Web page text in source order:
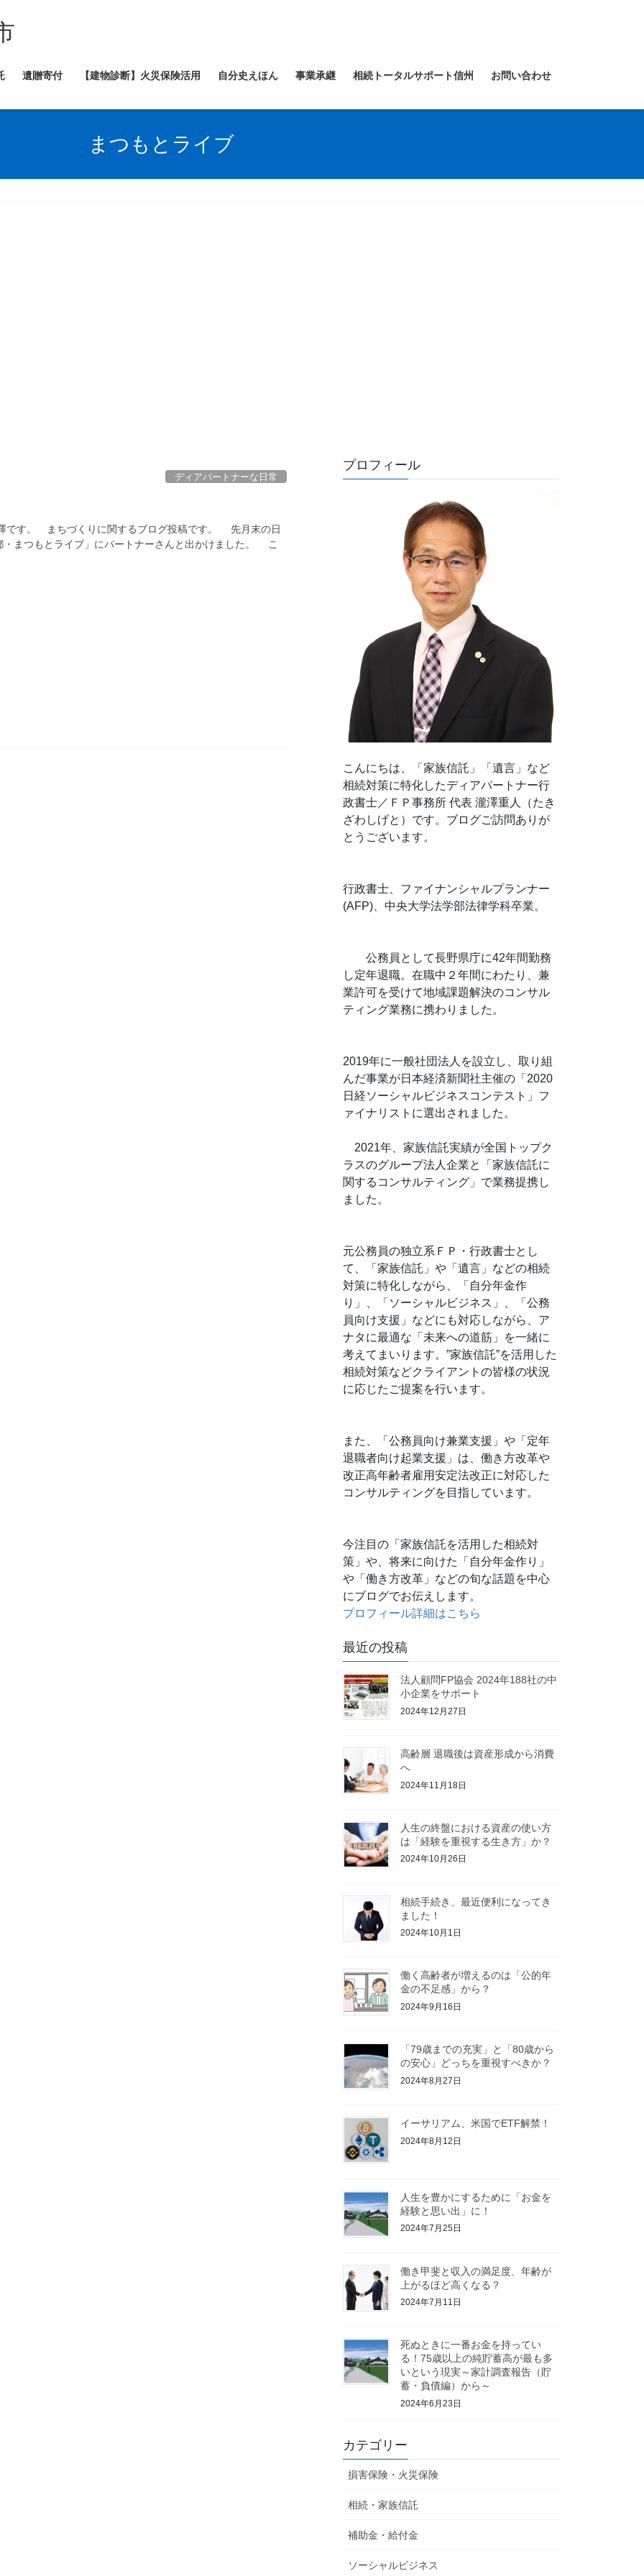
遺贈寄付 【建物診断】火災保険活用 自分史えほん 事業承継 相続トータルサポート信州 お問い合わせ
まつもとライブ
ディアパートナーな日常
す。 まちづくりに関するブログ投稿です。 先月末の日
まつもとライブ」にパートナーさんと出かけました。 こ
プロフィール
こんにちは、「家族信託」「遺言」など
相続対策に特化したディアパートナー行
政書士／ＦＰ事務所 代表 瀧澤重人（たき
ざわしげと）です。ブログご訪問ありが
とうございます。
行政書士、ファイナンシャルプランナー
(AFP)、中央大学法学部法律学科卒業。
公務員として長野県庁に42年間勤務
し定年退職。在職中２年間にわたり、兼
業許可を受けて地域課題解決のコンサル
ティング業務に携わりました。
2019年に一般社団法人を設立し、取り組
んだ事業が日本経済新聞社主催の「2020
日経ソーシャルビジネスコンテスト」フ
ァイナリストに選出されました。
2021年、家族信託実績が全国トップク
ラスのグループ法人企業と「家族信託に
関するコンサルティング」で業務提携し
ました。
元公務員の独立系ＦＰ・行政書士とし
て、「家族信託」や「遺言」などの相続
対策に特化しながら、「自分年金作
り」、「ソーシャルビジネス」、「公務
員向け支援」などにも対応しながら、ア
ナタに最適な「未来への道筋」を一緒に
考えてまいります。”家族信託”を活用した
相続対策などクライアントの皆様の状況
に応じたご提案を行います。
また、「公務員向け兼業支援」や「定年
退職者向け起業支援」は、働き方改革や
改正高年齢者雇用安定法改正に対応した
コンサルティングを目指しています。
今注目の「家族信託を活用した相続対
策」や、将来に向けた「自分年金作り」
や「働き方改革」などの旬な話題を中心
にブログでお伝えします。
プロフィール詳細はこちら
最近の投稿
法人顧問FP協会 2024年188社の中
小企業をサポート
2024年12月27日
高齢層 退職後は資産形成から消費
へ
2024年11月18日
人生の終盤における資産の使い方
は「経験を重視する生き方」か？
2024年10月26日
相続手続き、最近便利になってき
ました！
2024年10月1日
働く高齢者が増えるのは「公的年
金の不足感」から？
2024年9月16日
「79歳までの充実」と「80歳から
の安心」どっちを重視すべきか？
2024年8月27日
イーサリアム、米国でETF解禁！
2024年8月12日
人生を豊かにするために「お金を
経験と思い出」に！
2024年7月25日
働き甲斐と収入の満足度、年齢が
上がるほど高くなる？
2024年7月11日
死ぬときに一番お金を持ってい
る！75歳以上の純貯蓄高が最も多
いという現実～家計調査報告（貯
蓄・負債編）から～
2024年6月23日
カテゴリー
損害保険・火災保険
相続・家族信託
補助金・給付金
ソーシャルビジネス